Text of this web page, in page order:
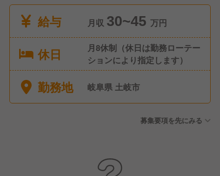
給与
月収 30~45 万円
休日
月8休制（休日は勤務ローテー
ションにより指定します）
勤務地 岐阜県 土岐市
募集要項を先にみる